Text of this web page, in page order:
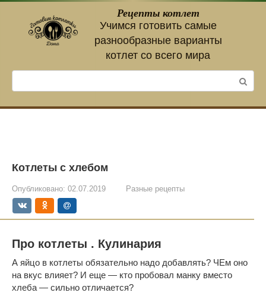
контенту
Рецепты котлет
Учимся готовить самые
разнообразные варианты
котлет со всего мира
Котлеты с хлебом
Опубликовано: 02.07.2019 Разные рецепты
Про котлеты . Кулинария
А яйцо в котлеты обязательно надо добавлять? ЧЕм оно
на вкус влияет? И еще — кто пробовал манку вместо
хлеба — сильно отличается?